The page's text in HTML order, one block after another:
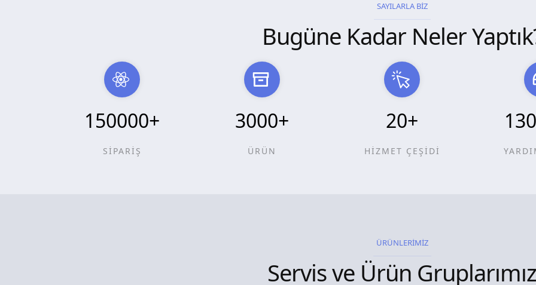
SAYILARLA BİZ
Bugüne Kadar Neler
150000+
SİPARİŞ
3000+
ÜRÜN
20+
HİZMET ÇEŞİDİ
ÜRÜNLERİMİZ
Servis ve Ürün Gruplarımız